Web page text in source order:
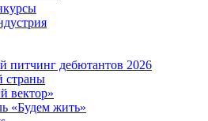
питчинг дебютантов 2026
страны
вектор»
«Будем жить»